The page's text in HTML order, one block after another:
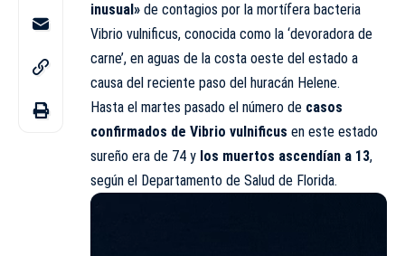
inusual» de contagios por la mortífera bacteria
Vibrio vulnificus, conocida como la ‘devoradora de
carne’, en aguas de la costa oeste del estado a
causa del reciente paso del huracán Helene.
Hasta el martes pasado el número de casos
confirmados de Vibrio vulnificus en este estado
sureño era de 74 y los muertos ascendían a 13,
según el Departamento de Salud de Florida.